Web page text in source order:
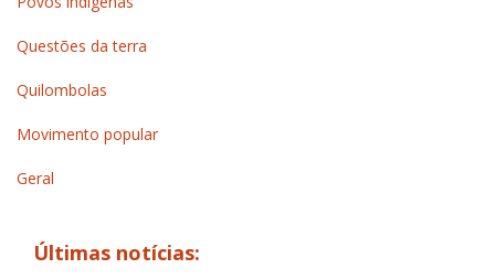
Questões da terra
Quilombolas
Movimento popular
Geral
Últimas notícias: